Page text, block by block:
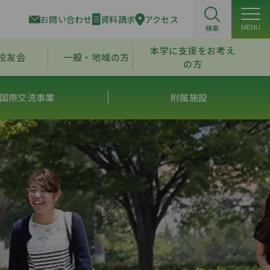
お問い合わせ 資料請求 アクセス
検索 MENU
友会 一般・地域の方
本学に支援をお考え
の方
際交流事業 附属施設